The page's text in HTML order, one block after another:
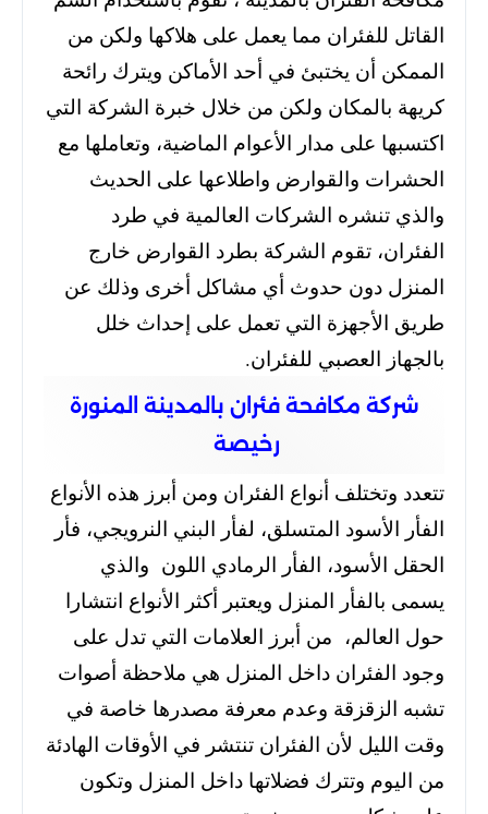
القاتل للفئران مما يعمل على هلاكها ولكن من
الممكن أن يختبئ في أحد الأماكن ويترك رائحة
كريهة بالمكان ولكن من خلال خبرة الشركة التي
اكتسبها على مدار الأعوام الماضية، وتعاملها مع
الحشرات والقوارض واطلاعها على الحديث
والذي تنشره الشركات العالمية في طرد
الفئران، تقوم الشركة بطرد القوارض خارج
المنزل دون حدوث أي مشاكل أخرى وذلك عن
طريق الأجهزة التي تعمل على إحداث خلل
بالجهاز العصبي للفئران.
شركة مكافحة فئران بالمدينة المنورة
رخيصة
تتعدد وتختلف أنواع الفئران ومن أبرز هذه الأنواع
الفأر الأسود المتسلق، لفأر البني النرويجي، فأر
الحقل الأسود، الفأر الرمادي اللون والذي
يسمى بالفأر المنزل ويعتبر أكثر الأنواع انتشارا
حول العالم، من أبرز العلامات التي تدل على
وجود الفئران داخل المنزل هي ملاحظة أصوات
تشبه الزقزقة وعدم معرفة مصدرها خاصة في
وقت الليل لأن الفئران تنتشر في الأوقات الهادئة
من اليوم وتترك فضلاتها داخل المنزل وتكون